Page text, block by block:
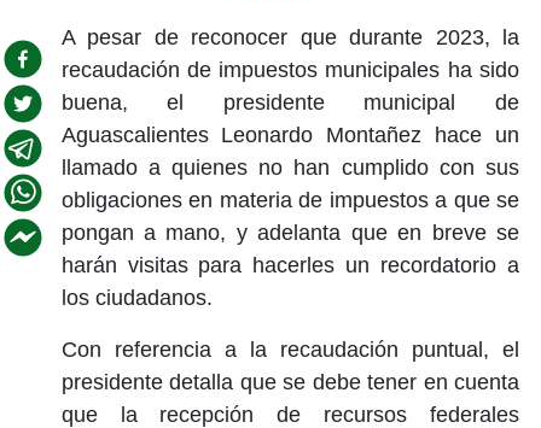
A pesar de reconocer que durante 2023, la
recaudación de impuestos municipales ha sido
buena, el presidente municipal de
Aguascalientes Leonardo Montañez hace un
llamado a quienes no han cumplido con sus
obligaciones en materia de impuestos a que se
pongan a mano, y adelanta que en breve se
harán visitas para hacerles un recordatorio a
los ciudadanos.
Con referencia a la recaudación puntual, el
presidente detalla que se debe tener en cuenta
que la recepción de recursos federales